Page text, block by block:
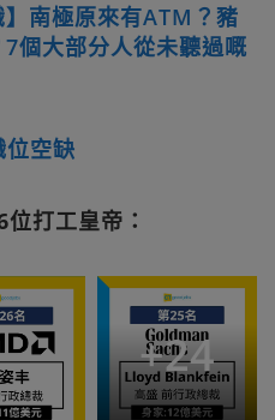
南極原來有ATM？豬
個大部分人從未聽過嘅
空缺
打工皇帝：
+24